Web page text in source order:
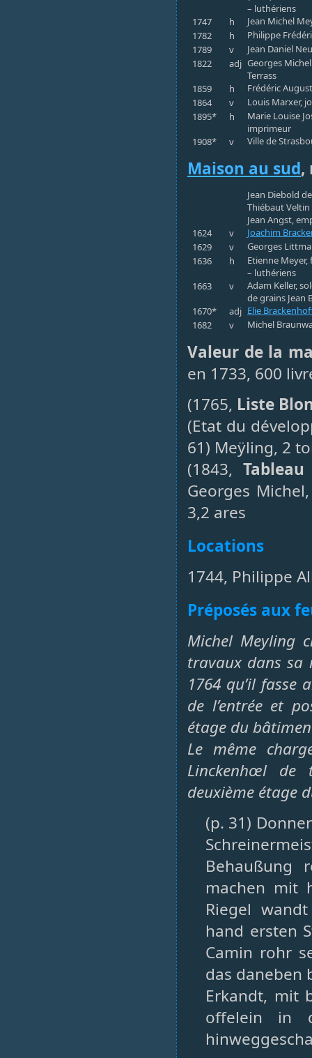
– luthériens
1747
h
Jean Michel
1782
h
Philippe
1789
v
Jean Daniel
1822
adj Georges
Terrass
1859
h
Frédéric
1864
v
Louis Marxer,
1895*
h
Marie Louise
imprimeur
1908*
v Ville de
Maison au sud,
Jean Diebold
Thiébaut
Jean Angst,
1624
v
Joachim
1629
v
Georges
1636
h
Etienne Meyer,
– luthériens
1663
v
Adam Keller,
de grains Jean
1670*
adj Elie
1682
v Michel
Valeur de la
en 1733, 600
(1765, Liste
(Etat du
61) Meÿling, 2
(1843,
Georges
3,2 ares
Locations
1744, Philippe
Préposés aux
Michel Meyling
travaux dans sa
1764 qu’il fasse
de l’entrée et
étage du
Le même
Linckenhœl de
deuxième étage
(p. 31)
Behaußung
machen mit
Riegel
hand ersten
Camin rohr
das daneben
Erkandt, mit
offelein in